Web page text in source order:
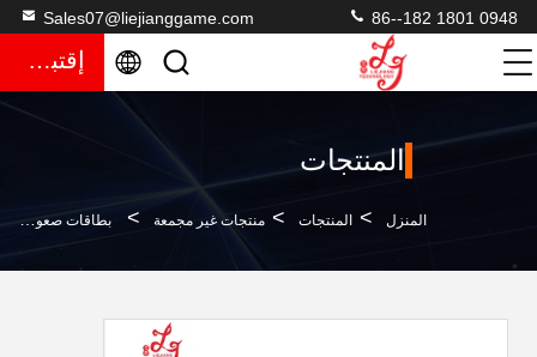
Sales07@liejianggame.com 86--182 1801 0948
إقتباس
المنتجات
المنزل > المنتجات > منتجات غير مجمعة > بطاقات صعوبة Ciucus 40% Hold For Ocean King 3 Plus IGS Fish Game للبيع